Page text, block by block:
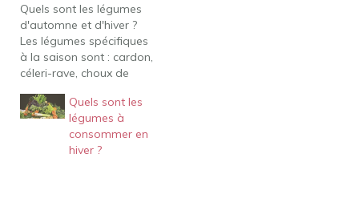
Quels sont les légumes
d'automne et d'hiver ?
Les légumes spécifiques
à la saison sont : cardon,
céleri-rave, choux de
rutabaga, crosne
(plantation), mâche,
panais, courges, salsifis
et scorsonère,
Quels sont les
légumes à
consommer en
hiver ?